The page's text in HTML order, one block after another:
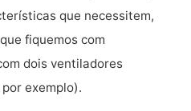
que necessitem,
fiquemos com
dois ventiladores
exemplo).